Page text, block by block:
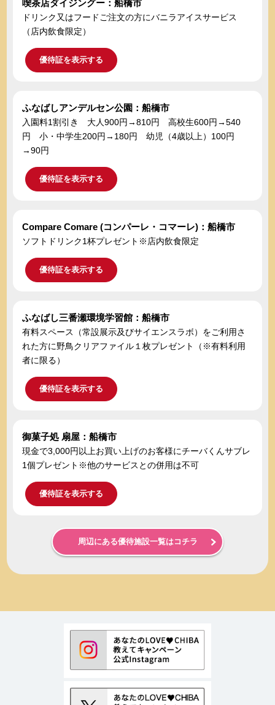
喫茶店ダイジングー：船橋市
ドリンク又はフードご注文の方にバニラアイスサービス
（店内飲食限定）
優待証を表示する
ふなばしアンデルセン公園：船橋市
入園料1割引き 大人900円→810円 高校生600円→540
円 小・中学生200円→180円 幼児（4歳以上）100円
→90円
優待証を表示する
Compare Comare (コンパーレ・コマーレ)：船橋市
ソフトドリンク1杯プレゼント※店内飲食限定
優待証を表示する
ふなばし三番瀬環境学習館：船橋市
有料スペース（常設展示及びサイエンスラボ）をご利用さ
れた方に野鳥クリアファイル１枚プレゼント（※有料利用
者に限る）
優待証を表示する
御菓子処 扇屋：船橋市
現金で3,000円以上お買い上げのお客様にチーバくんサブレ
1個プレゼント※他のサービスとの併用は不可
優待証を表示する
周辺にある優待施設一覧はコチラ